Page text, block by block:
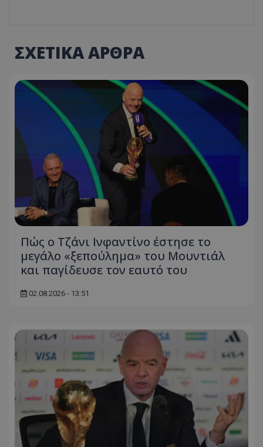
ΣΧΕΤΙΚΑ ΑΡΘΡΑ
Πώς ο Τζάνι Ινφαντίνο έστησε το
μεγάλο «ξεπούλημα» του Μουντιάλ
και παγίδευσε τον εαυτό του
02.08.2026 - 13:51